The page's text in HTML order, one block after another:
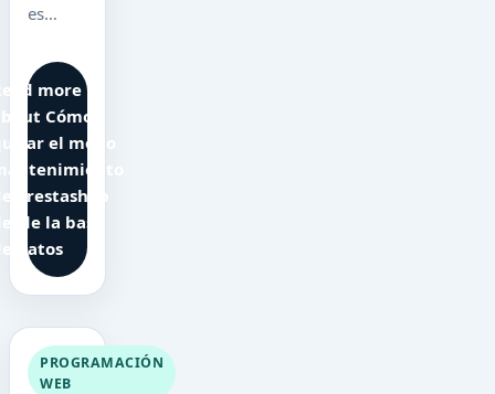
es…
more
Cómo
el modo
Prestashop
la base
datos
PROGRAMACIÓN
WEB